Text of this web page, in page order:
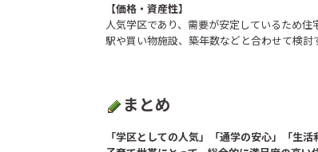
【価格・資産性】
人気学区であり、需要が安定しているため住
駅や買い物施設、築年数などと合わせて検討
まとめ
「学区としての人気」「通学の安心」「生